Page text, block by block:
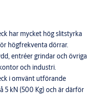
har mycket hög slitstyrka
högfrekventa dörrar.
entréer grindar och övriga
och industri.
i omvänt utförande
5 kN (500 Kg) och är därför